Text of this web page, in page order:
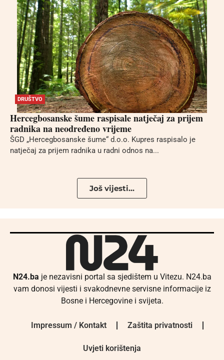
DRUŠTVO
Hercegbosanske šume raspisale natječaj za prijem
radnika na neodređeno vrijeme
ŠGD „Hercegbosanske šume“ d.o.o. Kupres raspisalo je
natječaj za prijem radnika u radni odnos na...
Još vijesti...
N24.ba je nezavisni portal sa sjedištem u Vitezu. N24.ba
vam donosi vijesti i svakodnevne servisne informacije iz
Bosne i Hercegovine i svijeta.
Impressum / Kontakt Zaštita privatnosti
Uvjeti korištenja